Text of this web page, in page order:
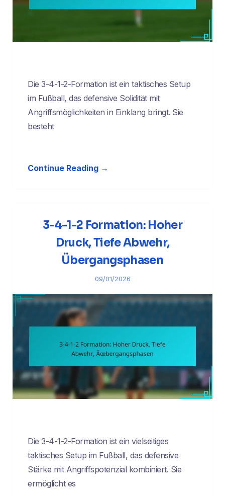
Die 3-4-1-2-Formation ist ein taktisches Setup
im Fußball, das defensive Solidität mit
Angriffsmöglichkeiten in Einklang bringt. Sie
besteht
Continue Reading →
3-4-1-2 Formation: Hoher
Druck, Tiefe Abwehr,
Übergangsphasen
09/01/2026
Die 3-4-1-2-Formation ist ein vielseitiges
taktisches Setup im Fußball, das defensive
Stärke mit Angriffspotenzial kombiniert. Sie
ermöglicht es